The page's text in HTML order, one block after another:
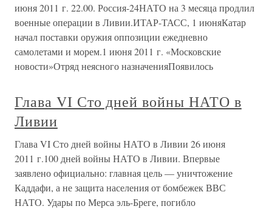
июня 2011 г. 22.00. Россия-24НАТО на 3 месяца продлил
военные операции в Ливии.ИТАР-ТАСС, 1 июняКатар
начал поставки оружия оппозиции ежедневно
самолетами и морем.1 июня 2011 г. «Московские
новости»Отряд неясного назначенияПоявилось
Глава VI Сто дней войны НАТО в
Ливии
Глава VI Сто дней войны НАТО в Ливии 26 июня
2011 г.100 дней войны НАТО в Ливии. Впервые
заявлено официально: главная цель — уничтожение
Каддафи, а не защита населения от бомбежек ВВС
НАТО. Удары по Мерса эль-Бреге, погибло